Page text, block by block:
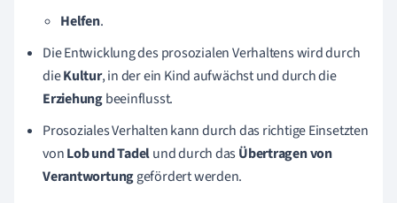
Helfen.
Die Entwicklung des prosozialen Verhaltens wird durch
dieKultur, in der ein Kind aufwächst und durch die
Erziehungbeeinflusst.
Prosoziales Verhalten kann durch das richtige Einsetzten
vonLob und Tadelund durch dasÜbertragen von
Verantwortunggefördert werden.